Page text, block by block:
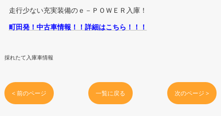
走行少ない充実装備のｅ－ＰＯＷＥＲ入庫！
町田発！中古車情報！！詳細はこちら！！！
採れたて入庫車情報
< 前のページ 一覧に戻る 次のページ >